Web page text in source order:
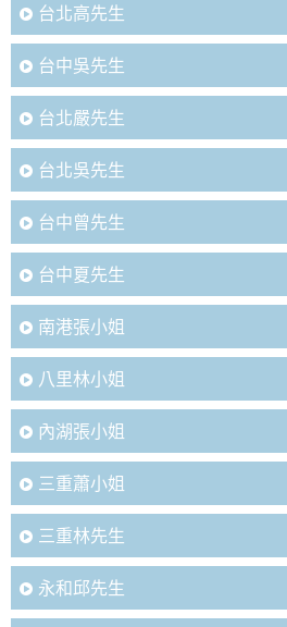
台北高先生
台中吳先生
台北嚴先生
台北吳先生
台中曾先生
台中夏先生
南港張小姐
八里林小姐
內湖張小姐
三重蕭小姐
三重林先生
永和邱先生